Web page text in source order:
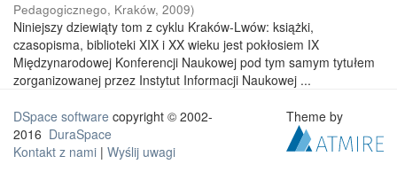
Pedagogicznego, Kraków, 2009)
Niniejszy dziewiąty tom z cyklu Kraków-Lwów: książki,
czasopisma, biblioteki XIX i XX wieku jest pokłosiem IX
Międzynarodowej Konferencji Naukowej pod tym samym tytułem
zorganizowanej przez Instytut Informacji Naukowej ...
DSpace software copyright © 2002-
2016 DuraSpace
Kontakt z nami | Wyślij uwagi
Theme by